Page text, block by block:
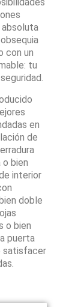
absoluta
con un
tu
en
de
bien
interior
doble
o bien
puerta
satisfacer